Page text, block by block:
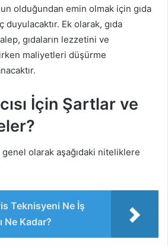
olduğundan emin olmak için gıda
Ek olarak, gıda
gıdaların lezzetini ve
maliyetleri düşürme
İçin Şartlar ve
olarak aşağıdaki niteliklere
Teknisyeni Ne İş
Ne Kadar?